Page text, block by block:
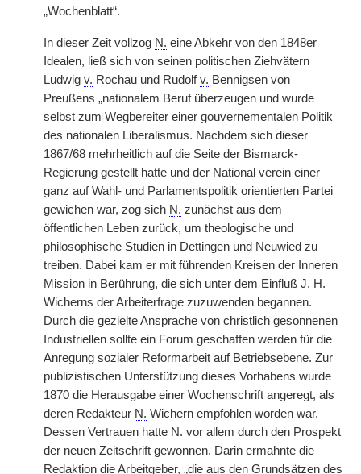
„Wochenblatt“.
In dieser Zeit vollzog N. eine Abkehr von den 1848er
Idealen, ließ sich von seinen politischen Ziehvätern
Ludwig v. Rochau und Rudolfv. Bennigsen von
Preußens „nationalem Beruf überzeugen und wurde
selbst zum Wegbereiter einer gouvernementalen Politik
des nationalen Liberalismus. Nachdem sich dieser
1867/68 mehrheitlich auf die Seite der Bismarck-
Regierung gestellt hatte und der National verein einer
ganz auf Wahl- und Parlamentspolitik orientierten Partei
gewichen war, zog sich N. zunächst aus dem
öffentlichen Leben zurück, um theologische und
philosophische Studien in Dettingen und Neuwied zu
treiben. Dabei kam er mit führenden Kreisen der Inneren
Mission in Berührung, die sich unter dem Einfluß J. H.
Wicherns der Arbeiterfrage zuzuwenden begannen.
Durch die gezielte Ansprache von christlich gesonnenen
Industriellen sollte ein Forum geschaffen werden für die
Anregung sozialer Reformarbeit auf Betriebsebene. Zur
publizistischen Unterstützung dieses Vorhabens wurde
1870 die Herausgabe einer Wochenschrift angeregt, als
deren Redakteur N. Wichern empfohlen worden war.
Dessen Vertrauen hatte N. vor allem durch den Prospekt
der neuen Zeitschrift gewonnen. Darin ermahnte die
Redaktion die Arbeitgeber, „die aus den Grundsätzen des